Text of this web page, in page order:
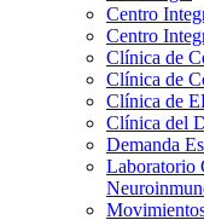
Centro
Centro
Clínica de
Clínica de
Clínica de
Clínica del
Demanda
Laboratorio